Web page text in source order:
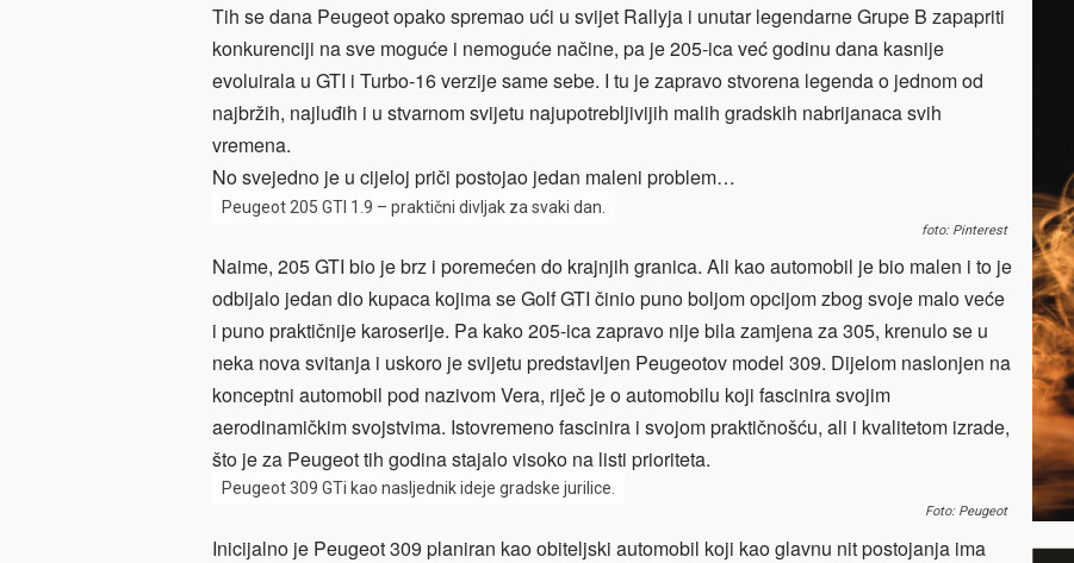
Tih se dana Peugeot opako spremao ući u svijet Rallyja i unutar legendarne Grupe B zapapriti
konkurenciji na sve moguće i nemoguće načine, pa je 205-ica već godinu dana kasnije
evoluirala u GTI i Turbo-16 verzije same sebe. I tu je zapravo stvorena legenda o jednom od
najbržih, najluđih i u stvarnom svijetu najupotrebljivijih malih gradskih nabrijanaca svih
vremena.
No svejedno je u cijeloj priči postojao jedan maleni problem…
Peugeot 205 GTI 1.9 – praktični divljak za svaki dan.
foto: Pinterest
Naime, 205 GTI bio je brz i poremećen do krajnjih granica. Ali kao automobil je bio malen i to je
odbijalo jedan dio kupaca kojima se Golf GTI činio puno boljom opcijom zbog svoje malo veće
i puno praktičnije karoserije. Pa kako 205-ica zapravo nije bila zamjena za 305, krenulo se u
neka nova svitanja i uskoro je svijetu predstavljen Peugeotov model 309. Dijelom naslonjen na
konceptni automobil pod nazivom Vera, riječ je o automobilu koji fascinira svojim
aerodinamičkim svojstvima. Istovremeno fascinira i svojom praktičnošću, ali i kvalitetom izrade,
što je za Peugeot tih godina stajalo visoko na listi prioriteta.
Peugeot 309 GTi kao nasljednik ideje gradske jurilice.
Foto: Peugeot
Inicijalno je Peugeot 309 planiran kao obiteljski automobil koji kao glavnu nit postojanja ima